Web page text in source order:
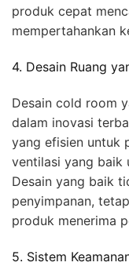
produk cepat
mempertahankan
4. Desain Ruang
Desain cold room
dalam inovasi
yang efisien untuk
ventilasi yang baik
Desain yang baik
penyimpanan,
produk menerima
5. Sistem